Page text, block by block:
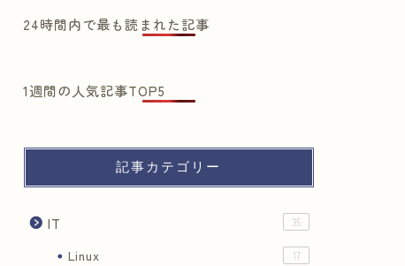
24時間内で最も読まれた記事
1週間の人気記事TOP5
記事カテゴリー
IT 35
Linux 17